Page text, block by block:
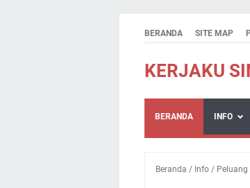
BERANDA SITE MAP
KERJAKU
BERANDA INFO
Beranda / Info / Peluang